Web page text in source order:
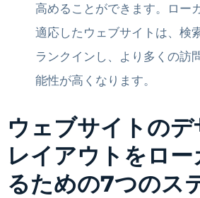
高めることができます。ロー
適応したウェブサイトは、検
ランクインし、より多くの訪
能性が高くなります。
ウェブサイトのデ
レイアウトをロ
るための7つのス